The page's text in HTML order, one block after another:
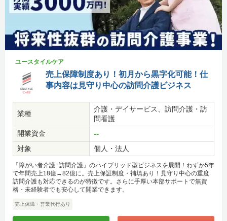
ユースタイルケア
売上保障制度あり！初月から黒字化可能！仕
事内容は見守り中心の訪問介護ビジネス
業種
介護・デイサービス、訪問介護・訪
問看護
開業資金
--
対象 個人・法人
「障がい者介護+訪問介護」のハイブリッド型ビジネスを展開！わずか5年
で年間売上18億→82億に。売上保証制度・補填あり！見守り中心の重度
訪問介護も対応できるのが特徴です。さらに手厚い本部サポートで無資
格・未経験者でも安心して開業できます。
売上保障・営業代行あり